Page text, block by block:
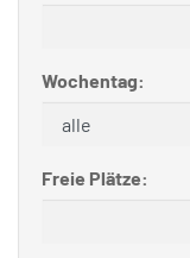
Wochentag:
Freie Plätze: